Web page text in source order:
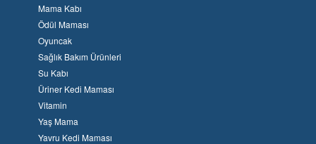
Mama Kabı
Ödül Maması
Oyuncak
Sağlık Bakım Ürünleri
Su Kabı
Üriner Kedi Maması
Vitamin
Yaş Mama
Yavru Kedi Maması